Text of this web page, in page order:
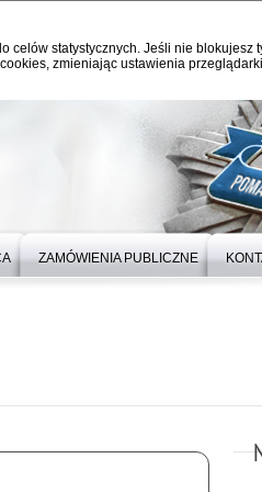
celów statystycznych. Jeśli nie blokujesz
zmieniając ustawienia
ZAMÓWIENIA PUBLICZNE